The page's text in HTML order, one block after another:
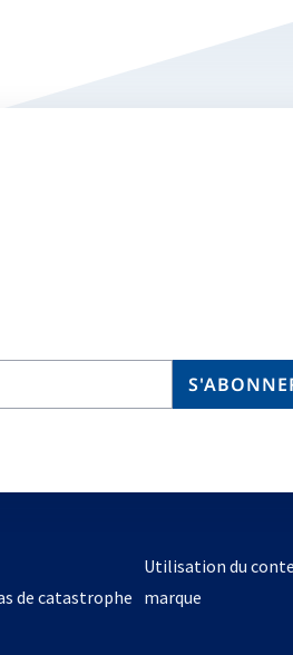
de catastrophe
Utilisation du
marque